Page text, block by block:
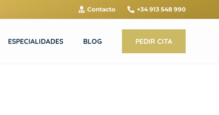
Contacto +34 913 548 990
ESPECIALIDADES BLOG PEDIR CITA